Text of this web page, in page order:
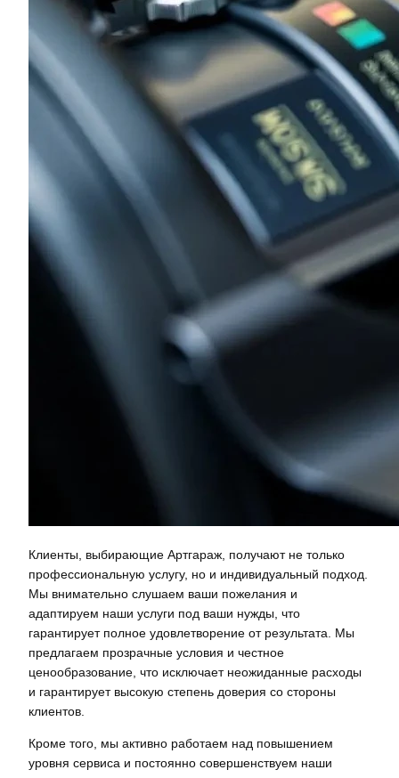
Клиенты, выбирающие Артгараж, получают не только
профессиональную услугу, но и индивидуальный подход.
Мы внимательно слушаем ваши пожелания и
адаптируем наши услуги под ваши нужды, что
гарантирует полное удовлетворение от результата. Мы
предлагаем прозрачные условия и честное
ценообразование, что исключает неожиданные расходы
и гарантирует высокую степень доверия со стороны
клиентов.
Кроме того, мы активно работаем над повышением
уровня сервиса и постоянно совершенствуем наши